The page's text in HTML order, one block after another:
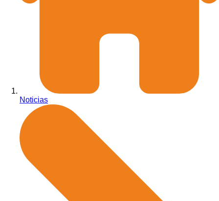
Noticias